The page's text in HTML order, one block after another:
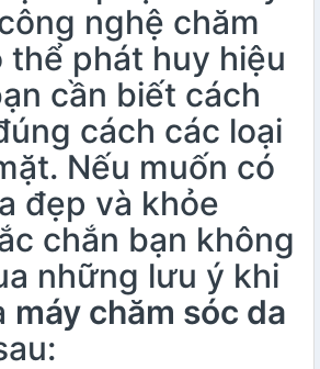
nghệ chăm
thể phát huy hiệu
cần biết cách
cách các loại
Nếu muốn có
đẹp và khỏe
chắn bạn không
những lưu ý khi
máy chăm sóc da